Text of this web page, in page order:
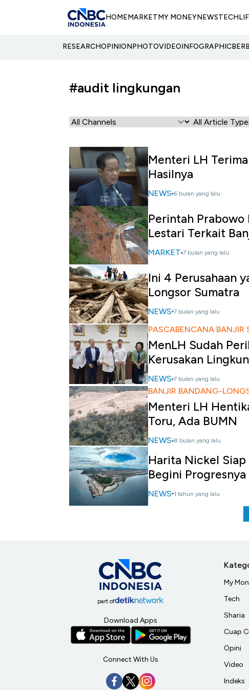
HOMEMARKETMY MONEYNEWSTECH
RESEARCHOPINIONPHOTOVIDEOINFOGRAPHIC
#audit lingkungan
Menteri LH
Hasilnya
NEWS 6 bulan yang lalu
Perintah Prabowo
Lestari Terkait
MARKET 7 bulan yang lalu
Ini 4 Perusahaan
Longsor Sumatra
NEWS 7 bulan yang lalu
PASCABENCANA BANJIR
MenLH Sudah
Kerusakan
NEWS 7 bulan yang lalu
BANJIR BANDANG-
Menteri LH
Toru, Ada BUMN
NEWS 8 bulan yang lalu
Harita Nickel Siap
Begini Progresnya
NEWS 1 tahun yang lalu
part of
Download Apps
Connect With Us
My
Tech
Sharia
Cuap
Opini
Video
Indeks